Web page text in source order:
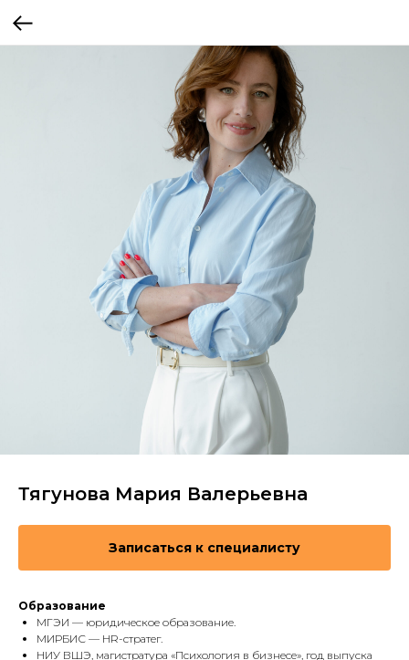
Тягунова Мария Валерьевна
Записаться к специалисту
Образование
МГЭИ — юридическое образование.
МИРБИС — HR-стратег.
НИУ ВШЭ, магистратура «Психология в бизнесе», год выпуска